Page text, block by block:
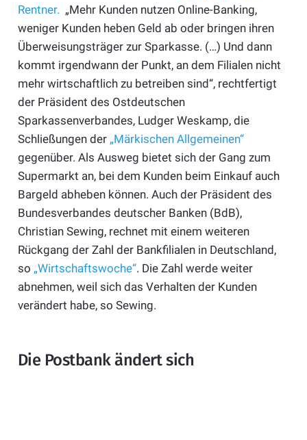
Rentner. „Mehr Kunden nutzen Online-Banking,
weniger Kunden heben Geld ab oder bringen ihren
Überweisungsträger zur Sparkasse. (…) Und dann
kommt irgendwann der Punkt, an dem Filialen nicht
mehr wirtschaftlich zu betreiben sind“, rechtfertigt
der Präsident des Ostdeutschen
Sparkassenverbandes, Ludger Weskamp, die
Schließungen der „Märkischen Allgemeinen“
gegenüber. Als Ausweg bietet sich der Gang zum
Supermarkt an, bei dem Kunden beim Einkauf auch
Bargeld abheben können. Auch der Präsident des
Bundesverbandes deutscher Banken (BdB),
Christian Sewing, rechnet mit einem weiteren
Rückgang der Zahl der Bankfilialen in Deutschland,
so „Wirtschaftswoche“. Die Zahl werde weiter
abnehmen, weil sich das Verhalten der Kunden
verändert habe, so Sewing.
Die Postbank ändert sich